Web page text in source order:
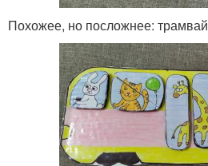
Похожее, но посложнее: трамвай